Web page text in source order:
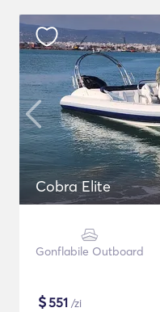
Cobra Elite
Gonflabile Outboard
$551 /zi